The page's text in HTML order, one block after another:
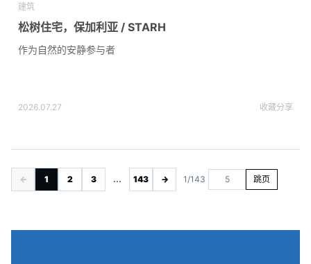
建筑
松树住宅，保加利亚 / STARH
作为自然的安静参与者
2026.07.27 收藏分享
← 1 2 3 ... 143 → 1/143 跳页